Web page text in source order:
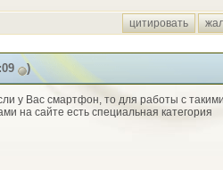
цитировать
)
у Вас смартфон, то для работы с
на сайте есть специальная категория